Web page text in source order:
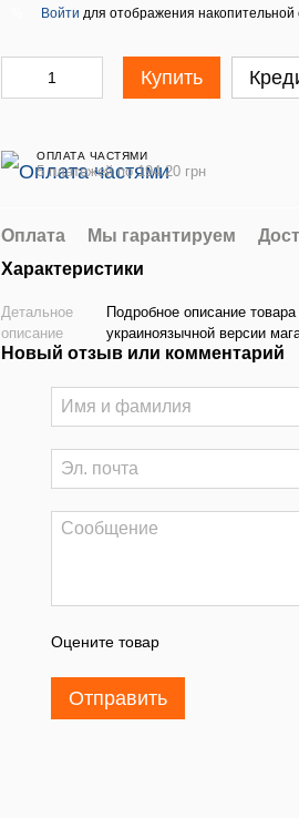
Войти для отображения накопительной
Купить
ОПЛАТА ЧАСТЯМИ
5 платежей по 194.20 грн
Оплата Мы гарантируем
Характеристики
Детальное
описание
Подробное описание
украиноязычной версии
Новый отзыв или комментарий
Оцените товар
Отправить